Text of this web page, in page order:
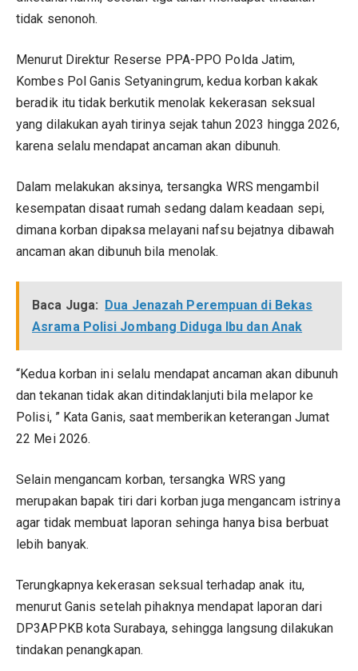
tidak senonoh.
Menurut Direktur Reserse PPA-PPO Polda Jatim,
Kombes Pol Ganis Setyaningrum, kedua korban kakak
beradik itu tidak berkutik menolak kekerasan seksual
yang dilakukan ayah tirinya sejak tahun 2023 hingga 2026,
karena selalu mendapat ancaman akan dibunuh.
Dalam melakukan aksinya, tersangka WRS mengambil
kesempatan disaat rumah sedang dalam keadaan sepi,
dimana korban dipaksa melayani nafsu bejatnya dibawah
ancaman akan dibunuh bila menolak.
Baca Juga:
Dua Jenazah Perempuan di Bekas
Asrama Polisi Jombang Diduga Ibu dan Anak
“Kedua korban ini selalu mendapat ancaman akan dibunuh
dan tekanan tidak akan ditindaklanjuti bila melapor ke
Polisi, ” Kata Ganis, saat memberikan keterangan Jumat
22 Mei 2026.
Selain mengancam korban, tersangka WRS yang
merupakan bapak tiri dari korban juga mengancam istrinya
agar tidak membuat laporan sehinga hanya bisa berbuat
lebih banyak.
Terungkapnya kekerasan seksual terhadap anak itu,
menurut Ganis setelah pihaknya mendapat laporan dari
DP3APPKB kota Surabaya, sehingga langsung dilakukan
tindakan penangkapan.